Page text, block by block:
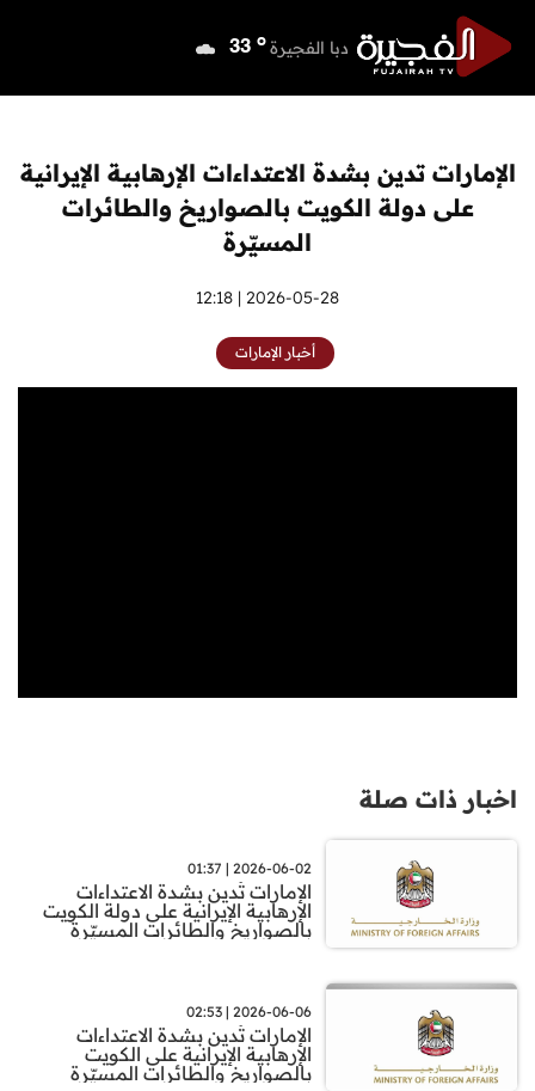
دبا الفجيرة 33 o
o
راس الخيمة 36 o
33 o
الإمارات تدين بشدة الاعتداءات الإرهابية الإيرانية
على دولة الكويت بالصواريخ والطائرات
المسيّرة
2026-05-28 | 12:18
أخبار الإمارات
اخبار ذات صلة
2026-06-02 | 01:37
الإمارات تُدين بشدة الاعتداءات
الإرهابية الإيرانية على دولة الكويت
بالصواريخ والطائرات المسيّرة
2026-06-06 | 02:53
الإمارات تُدين بشدة الاعتداءات
الإرهابية الإيرانية على الكويت
بالصواريخ والطائرات المسيّرة